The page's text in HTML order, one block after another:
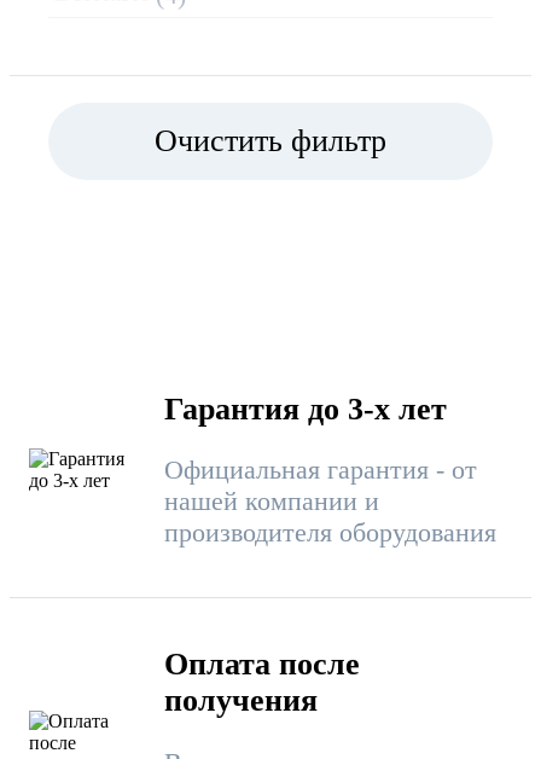
Очистить фильтр
Гарантия до 3-х лет
Официальная гарантия - от
нашей компании и
производителя оборудования
Оплата после
получения